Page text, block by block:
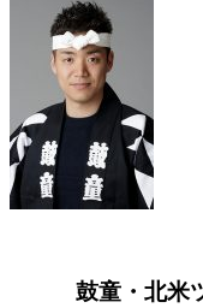
鼓童・北米